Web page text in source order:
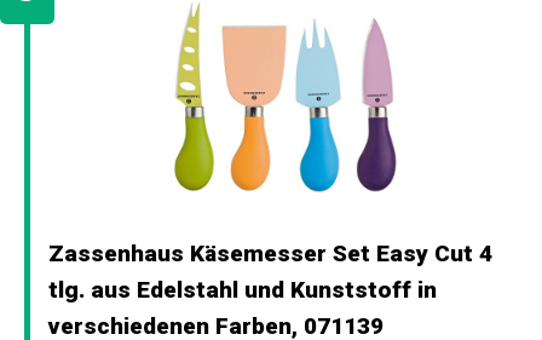
Zassenhaus Käsemesser Set Easy Cut 4
tlg. aus Edelstahl und Kunststoff in
verschiedenen Farben, 071139